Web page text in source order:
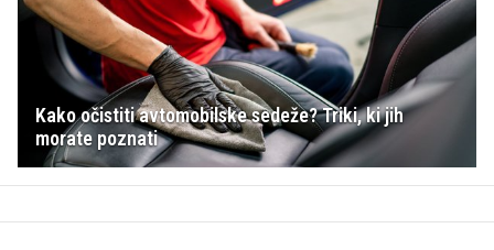
Kako očistiti avtomobilske sedeže? Triki, ki jih
morate poznati